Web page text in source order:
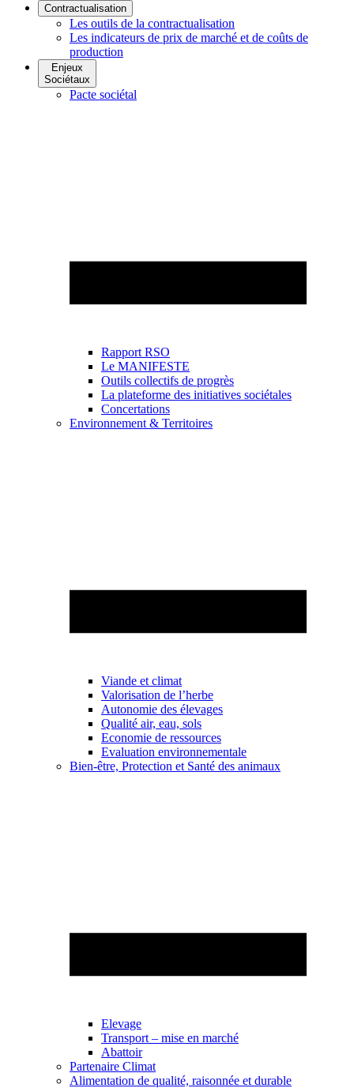
Contractualisation
Les outils de la contractualisation
Les indicateurs de prix de marché et de coûts de
production
Enjeux
Sociétaux
Pacte sociétal
Rapport RSO
Le MANIFESTE
Outils collectifs de progrès
La plateforme des initiatives sociétales
Concertations
Environnement & Territoires
Viande et climat
Valorisation de l’herbe
Autonomie des élevages
Qualité air, eau, sols
Economie de ressources
Evaluation environnementale
Bien-être, Protection et Santé des animaux
Elevage
Transport – mise en marché
Abattoir
Partenaire Climat
Alimentation de qualité, raisonnée et durable